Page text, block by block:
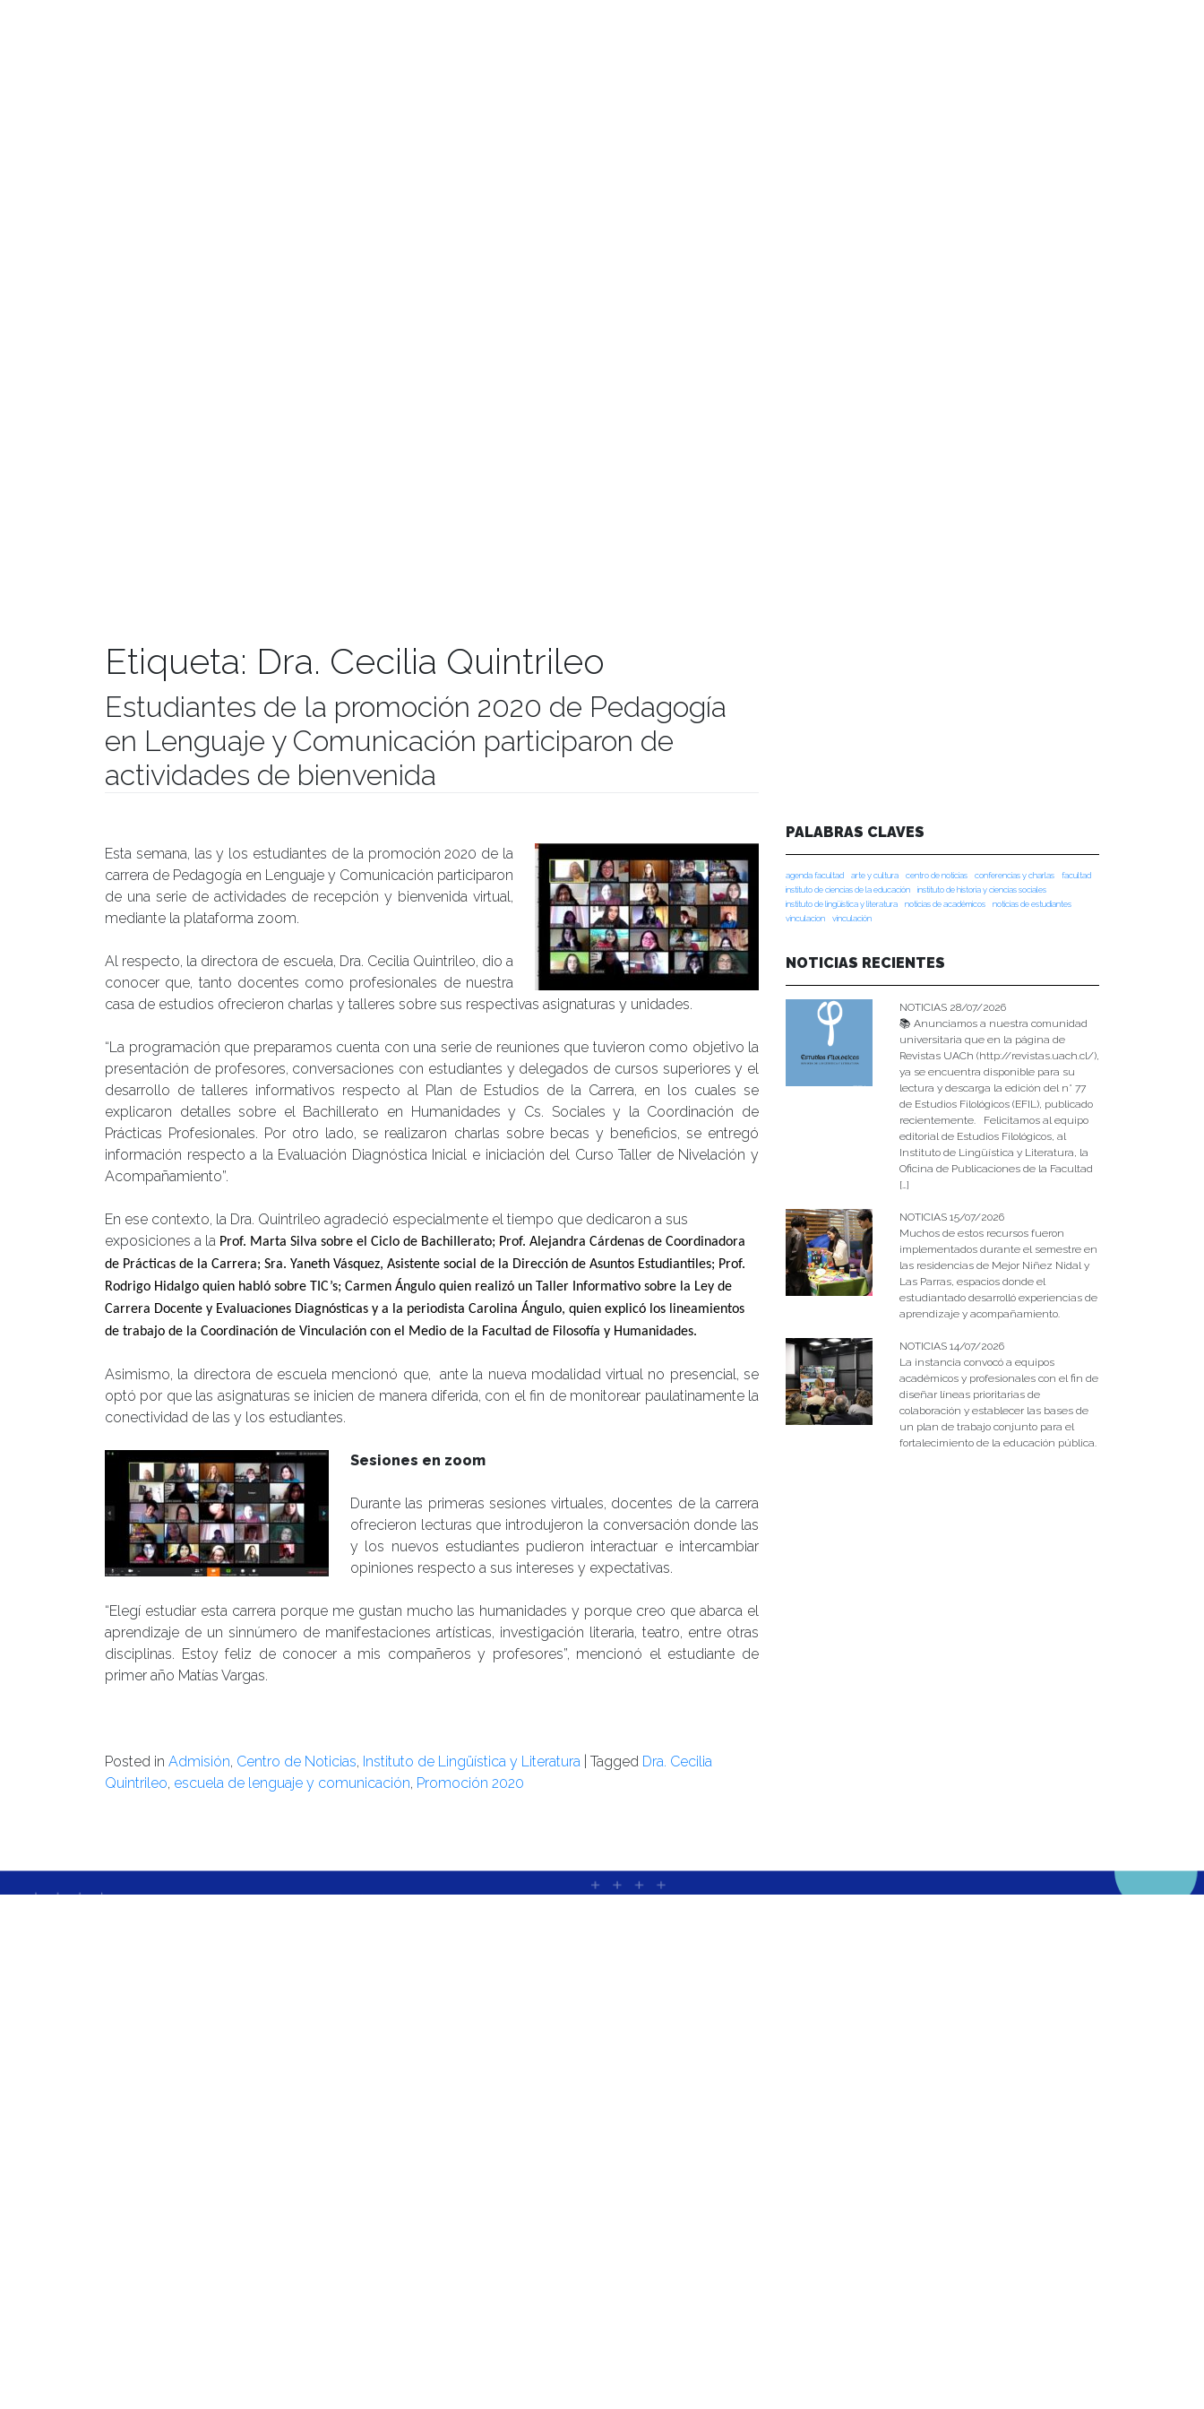
Etiqueta: Dra. Cecilia Quintrileo
Estudiantes de la promoción 2020 de Pedagogía
en Lenguaje y Comunicación participaron de
actividades de bienvenida
Esta semana, las y los estudiantes de la promoción 2020 de la
carrera de Pedagogía en Lenguaje y Comunicación participaron
de una serie de actividades de recepción y bienvenida virtual,
mediante la plataforma zoom.
Al respecto, la directora de escuela, Dra. Cecilia Quintrileo, dio a
conocer que, tanto docentes como profesionales de nuestra
casa de estudios ofrecieron charlas y talleres sobre sus respectivas asignaturas y unidades.
“La programación que preparamos cuenta con una serie de reuniones que tuvieron como objetivo la
presentación de profesores, conversaciones con estudiantes y delegados de cursos superiores y el
desarrollo de talleres informativos respecto al Plan de Estudios de la Carrera, en los cuales se
explicaron detalles sobre el Bachillerato en Humanidades y Cs. Sociales y la Coordinación de
Prácticas Profesionales. Por otro lado, se realizaron charlas sobre becas y beneficios, se entregó
información respecto a la Evaluación Diagnóstica Inicial e iniciación del Curso Taller de Nivelación y
Acompañamiento”.
En ese contexto, la Dra. Quintrileo agradeció especialmente el tiempo que dedicaron a sus
exposiciones a la Prof. Marta Silva sobre el Ciclo de BachiIIerato; Prof. Alejandra Cárdenas de Coordinadora
de Prácticas de la Carrera; Sra. Yaneth Vásquez, Asistente social de la Dirección de Asuntos Estudiantiles; Prof.
Rodrigo Hidalgo quien habló sobre TIC’s; Carmen Ángulo quien realizó un Taller Informativo sobre la Ley de
Carrera Docente y Evaluaciones Diagnósticas y a la periodista Carolina Ángulo, quien explicó los lineamientos
de trabajo de la Coordinación de Vinculación con el Medio de la Facultad de Filosofía y Humanidades.
Asimismo, la directora de escuela mencionó que, ante la nueva modalidad virtual no presencial, se
optó por que las asignaturas se inicien de manera diferida, con el fin de monitorear paulatinamente la
conectividad de las y los estudiantes.
Sesiones en zoom
Durante las primeras sesiones virtuales, docentes de la carrera
ofrecieron lecturas que introdujeron la conversación donde las
y los nuevos estudiantes pudieron interactuar e intercambiar
opiniones respecto a sus intereses y expectativas.
“Elegí estudiar esta carrera porque me gustan mucho las humanidades y porque creo que abarca el
aprendizaje de un sinnúmero de manifestaciones artísticas, investigación literaria, teatro, entre otras
disciplinas. Estoy feliz de conocer a mis compañeros y profesores”, mencionó el estudiante de
primer año Matías Vargas.
Posted in Admisión, Centro de Noticias, Instituto de Lingüística y Literatura Tagged Dra. Cecilia
Quintrileo, escuela de lenguaje y comunicación, Promoción 2020
PALABRAS CLAVES
agenda facultad arte y cultura centro de noticias conferencias y charlas
facultad
instituto de ciencias de la educación
instituto de historia y ciencias sociales
instituto de lingüística y literatura
noticias de académicos
noticias de estudiantes
vinculacion
vinculación
NOTICIAS RECIENTES
NOTICIAS 28/07/2026
📚 Anunciamos a nuestra comunidad
universitaria que en la página de
Revistas UACh (http://revistas.uach.cl/),
ya se encuentra disponible para su
lectura y descarga la edición del n° 77
de Estudios Filológicos (EFIL), publicado
recientemente. Felicitamos al equipo
editorial de Estudios Filológicos, al
Instituto de Lingüística y Literatura, la
Oficina de Publicaciones de la Facultad
[…]
NOTICIAS 15/07/2026
Muchos de estos recursos fueron
implementados durante el semestre en
las residencias de Mejor Niñez Nidal y
Las Parras, espacios donde el
estudiantado desarrolló experiencias de
aprendizaje y acompañamiento.
NOTICIAS 14/07/2026
La instancia convocó a equipos
académicos y profesionales con el fin de
diseñar líneas prioritarias de
colaboración y establecer las bases de
un plan de trabajo conjunto para el
fortalecimiento de la educación pública.